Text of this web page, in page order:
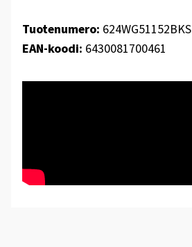
Tuotenumero: 624WG51152BKS
EAN-koodi: 6430081700461